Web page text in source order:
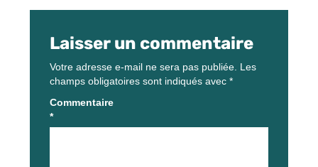
Laisser un commentaire
Votre adresse e-mail ne sera pas publiée. Les
champs obligatoires sont indiqués avec *
Commentaire
*